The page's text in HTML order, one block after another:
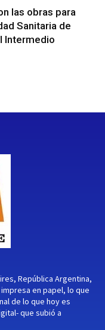
las obras para
Sanitaria de
Intermedio
República Argentina,
en papel, lo que
de lo que hoy es
que subió a